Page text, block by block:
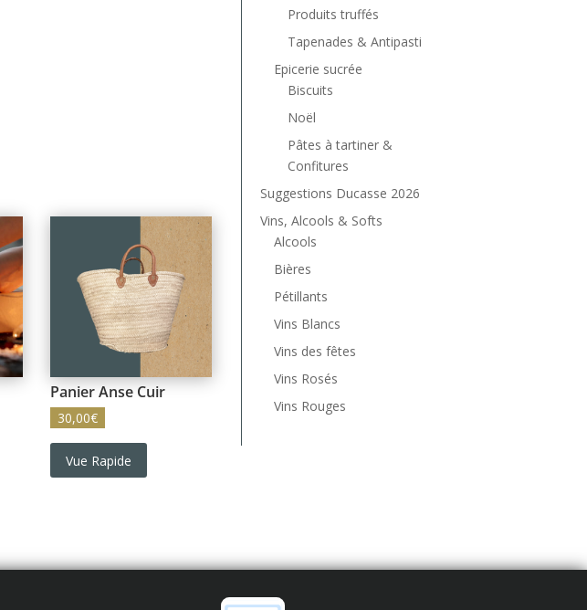
Panier Anse Cuir
30,00€
Vue Rapide
Produits truffés
Tapenades & Antipasti
Epicerie sucrée
Biscuits
Noël
Pâtes à tartiner &
Confitures
Suggestions Ducasse 2026
Vins, Alcools & Softs
Alcools
Bières
Pétillants
Vins Blancs
Vins des fêtes
Vins Rosés
Vins Rouges